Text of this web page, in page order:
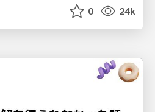
0 24k